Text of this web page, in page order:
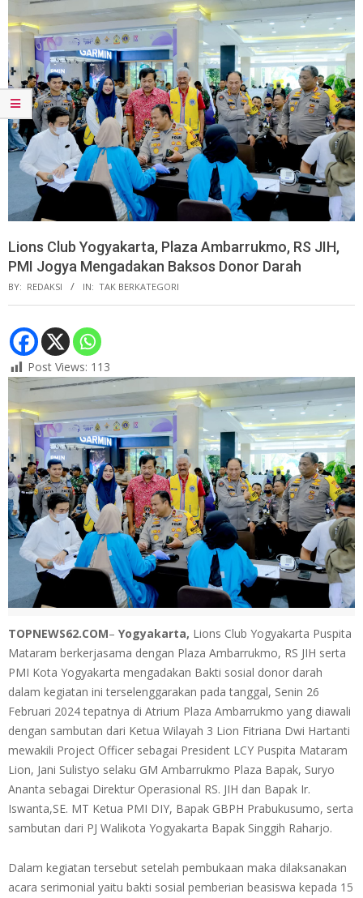
Lions Club Yogyakarta, Plaza Ambarrukmo, RS JIH,
PMI Jogya Mengadakan Baksos Donor Darah
BY: REDAKSI IN: TAK BERKATEGORI
Post Views: 113
TOPNEWS62.COM– Yogyakarta, Lions Club Yogyakarta Puspita
Mataram berkerjasama dengan Plaza Ambarrukmo, RS JIH serta
PMI Kota Yogyakarta mengadakan Bakti sosial donor darah
dalam kegiatan ini terselenggarakan pada tanggal, Senin 26
Februari 2024 tepatnya di Atrium Plaza Ambarrukmo yang diawali
dengan sambutan dari Ketua Wilayah 3 Lion Fitriana Dwi Hartanti
mewakili Project Officer sebagai President LCY Puspita Mataram
Lion, Jani Sulistyo selaku GM Ambarrukmo Plaza Bapak, Suryo
Ananta sebagai Direktur Operasional RS. JIH dan Bapak Ir.
Iswanta,SE. MT Ketua PMI DIY, Bapak GBPH Prabukusumo, serta
sambutan dari PJ Walikota Yogyakarta Bapak Singgih Raharjo.
Dalam kegiatan tersebut setelah pembukaan maka dilaksanakan
acara serimonial yaitu bakti sosial pemberian beasiswa kepada 15